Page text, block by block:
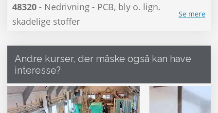
48320 - Nedrivning - PCB, bly o. lign.
skadelige stoffer
Se mere
Andre kurser, der måske også kan have
interesse?